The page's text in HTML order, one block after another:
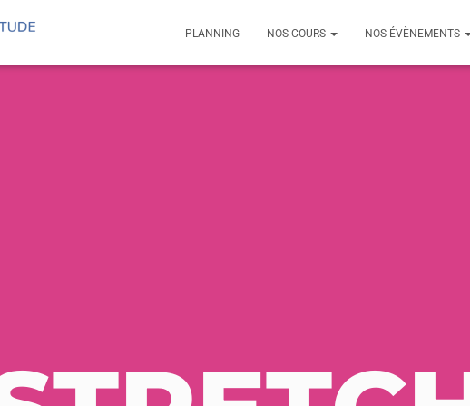
PLANNING NOS COURS NOS ÉVÈNEMENTS